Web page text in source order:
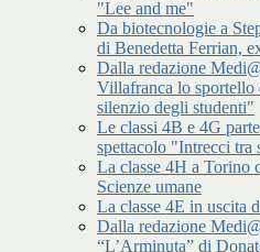
"Lee and me"
Da biotecnologie a
di Benedetta Ferrian,
Dalla redazione
Villafranca lo sportello
silenzio degli studenti"
Le classi 4B e 4G
spettacolo "Intrecci tra
La classe 4H a Torino
Scienze umane
La classe 4E in uscita
Dalla redazione
“L’Arminuta” di